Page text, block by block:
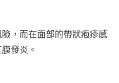
，而在面部的帶狀疱疹感
發炎。